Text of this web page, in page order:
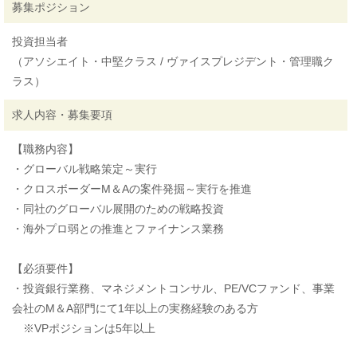
募集ポジション
投資担当者
（アソシエイト・中堅クラス / ヴァイスプレジデント・管理職ク
ラス）
求人内容・募集要項
【職務内容】
・グローバル戦略策定～実行
・クロスボーダーM＆Aの案件発掘～実行を推進
・同社のグローバル展開のための戦略投資
・海外プロ弱との推進とファイナンス業務
【必須要件】
・投資銀行業務、マネジメントコンサル、PE/VCファンド、事業
会社のM＆A部門にて1年以上の実務経験のある方
※VPポジションは5年以上